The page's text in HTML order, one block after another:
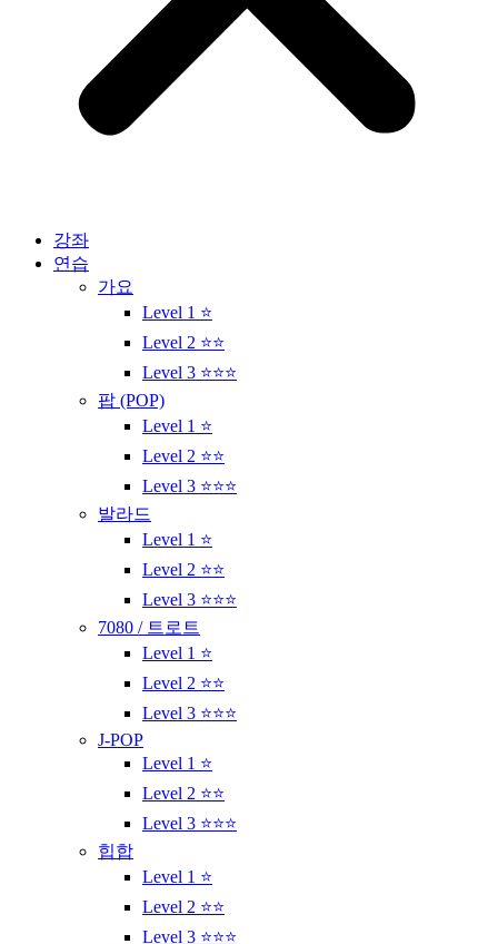
강좌
연습
가요
Level 1 ⭐
Level 2 ⭐⭐
Level 3 ⭐⭐⭐
팝 (POP)
Level 1 ⭐
Level 2 ⭐⭐
Level 3 ⭐⭐⭐
발라드
Level 1 ⭐
Level 2 ⭐⭐
Level 3 ⭐⭐⭐
7080 / 트로트
Level 1 ⭐
Level 2 ⭐⭐
Level 3 ⭐⭐⭐
J-POP
Level 1 ⭐
Level 2 ⭐⭐
Level 3 ⭐⭐⭐
힙합
Level 1 ⭐
Level 2 ⭐⭐
Level 3 ⭐⭐⭐